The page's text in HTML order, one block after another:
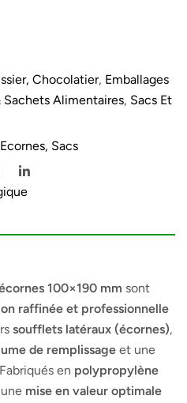
Chocolatier, Emballages
Sachets Alimentaires, Sacs Et
Sacs
100×190 mm sont
raffinée et professionnelle
soufflets latéraux (écornes),
de remplissage et une
en polypropylène
mise en valeur optimale